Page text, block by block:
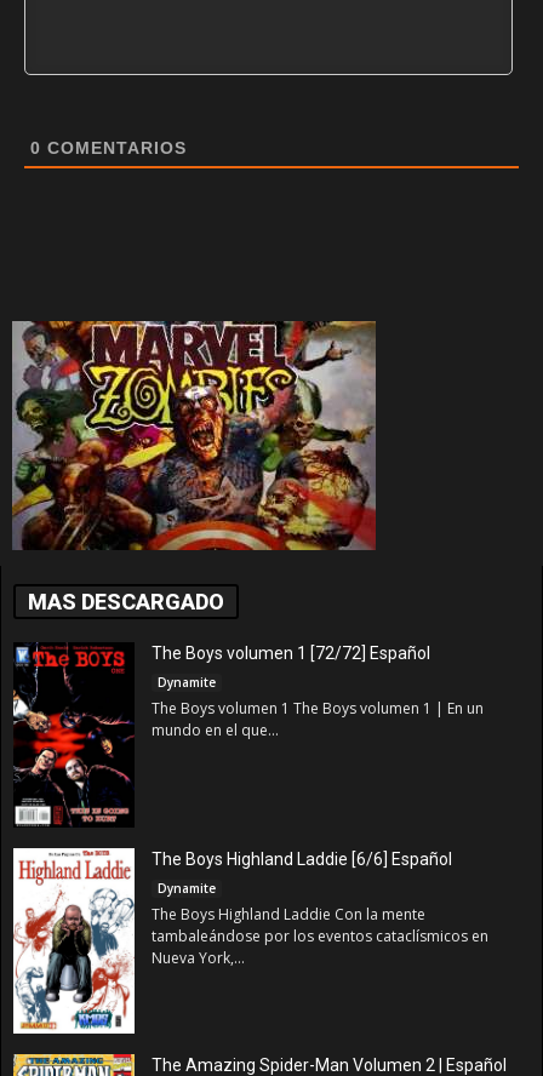
0 COMENTARIOS
MAS DESCARGADO
The Boys volumen 1 [72/72] Español
Dynamite
The Boys volumen 1 The Boys volumen 1 | En un
mundo en el que...
The Boys Highland Laddie [6/6] Español
Dynamite
The Boys Highland Laddie Con la mente
tambaleándose por los eventos cataclísmicos en
Nueva York,...
The Amazing Spider-Man Volumen 2 | Español